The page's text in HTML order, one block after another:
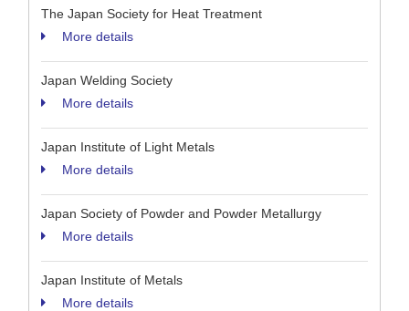
The Japan Society for Heat Treatment
More details
Japan Welding Society
More details
Japan Institute of Light Metals
More details
Japan Society of Powder and Powder Metallurgy
More details
Japan Institute of Metals
More details